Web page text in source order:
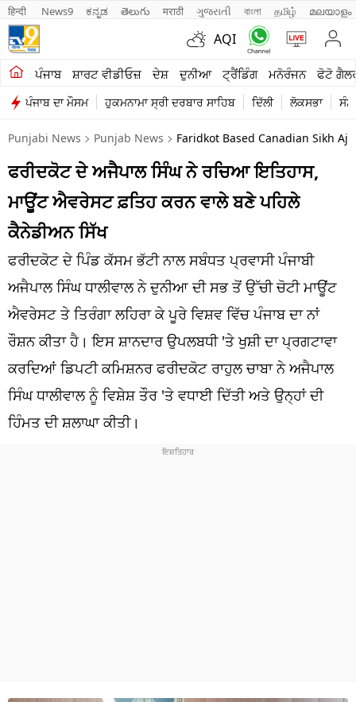
हिन्दी News9 ಕನ್ನಡ తెలుగు मराठी ગુજરાતી বাংলা தமிழ் മലയാളം
AQI
ਪੰਜਾਬ ਸ਼ਾਰਟ ਵੀਡੀਓਜ਼ ਦੇਸ਼ ਦੁਨੀਆ ਟ੍ਰੈਂਡਿੰਗ ਮਨੋਰੰਜਨ ਫੋਟੋ
ਪੰਜਾਬ ਦਾ ਮੌਸਮ ਹੁਕਮਨਾਮਾ ਸ੍ਰੀ ਦਰਬਾਰ ਸਾਹਿਬ ਦਿੱਲੀ ਲੋਕਸਭਾ
ਖੇਤੀਬਾੜੀ
ਸ਼ਾਰਟ ਵੀਡੀਓਜ਼
ਕਾਰੋਬਾਰ
ਕਰਿਅਰ
ਮਨੋਰੰਜਨ
ਦੇਸ਼
ਲਾਈਫ ਸਟਾਈਲ
ਪੰਜਾਬ
ਧਰਮ
ਖੇਡਾਂ
Punjabi News Punjab News Faridkot Based Canadian Sikh
ਫਰੀਦਕੋਟ ਦੇ ਅਜੈਪਾਲ ਸਿੰਘ ਨੇ ਰਚਿਆ ਇਤਿਹਾਸ,
ਮਾਊਂਟ ਐਵਰੇਸਟ ਫ਼ਤਿਹ ਕਰਨ ਵਾਲੇ ਬਣੇ ਪਹਿਲੇ
ਕੈਨੇਡੀਅਨ ਸਿੱਖ
ਫਰੀਦਕੋਟ ਦੇ ਪਿੰਡ ਕੱਸਮ ਭੱਟੀ ਨਾਲ ਸਬੰਧਤ ਪ੍ਰਵਾਸੀ ਪੰਜਾਬੀ
ਅਜੈਪਾਲ ਸਿੰਘ ਧਾਲੀਵਾਲ ਨੇ ਦੁਨੀਆ ਦੀ ਸਭ ਤੋਂ ਉੱਚੀ ਚੋਟੀ ਮਾਊਂਟ
ਐਵਰੇਸਟ ਤੇ ਤਿਰੰਗਾ ਲਹਿਰਾ ਕੇ ਪੂਰੇ ਵਿਸ਼ਵ ਵਿੱਚ ਪੰਜਾਬ ਦਾ ਨਾਂ
ਰੌਸ਼ਨ ਕੀਤਾ ਹੈ। ਇਸ ਸ਼ਾਨਦਾਰ ਉਪਲਬਧੀ 'ਤੇ ਖੁਸ਼ੀ ਦਾ ਪ੍ਰਗਟਾਵਾ
ਕਰਦਿਆਂ ਡਿਪਟੀ ਕਮਿਸ਼ਨਰ ਫਰੀਦਕੋਟ ਰਾਹੁਲ ਚਾਬਾ ਨੇ ਅਜੈਪਾਲ
ਸਿੰਘ ਧਾਲੀਵਾਲ ਨੂੰ ਵਿਸ਼ੇਸ਼ ਤੌਰ 'ਤੇ ਵਧਾਈ ਦਿੱਤੀ ਅਤੇ ਉਨ੍ਹਾਂ ਦੀ
ਹਿੰਮਤ ਦੀ ਸ਼ਲਾਘਾ ਕੀਤੀ।